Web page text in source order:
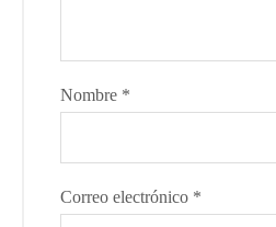
Nombre *
Correo electrónico *